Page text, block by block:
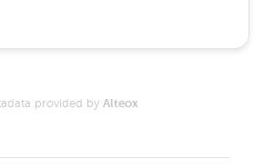
provided by Alteox